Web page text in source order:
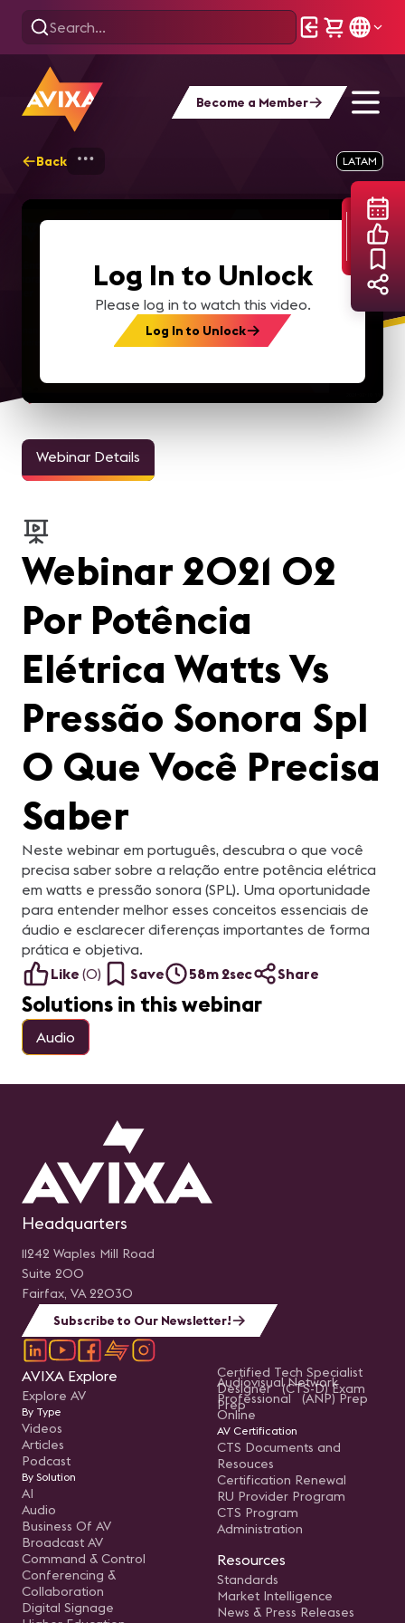
Become a Member
Back Webinar 2021 02
LATAM
Log In to Unlock
Please log in to watch this video.
Log In to Unlock
Webinar Details
Webinar 2021 02
Por Potência
Elétrica Watts Vs
Pressão Sonora Spl
O Que Você Precisa
Saber
Neste webinar em português, descubra o que você
precisa saber sobre a relação entre potência elétrica
em watts e pressão sonora (SPL). Uma oportunidade
para entender melhor esses conceitos essenciais de
áudio e esclarecer diferenças importantes de forma
prática e objetiva.
Like (0) Save 58m 2sec Share
Solutions in this webinar
Audio
Headquarters
11242 Waples Mill Road
Suite 200
Fairfax, VA 22030
Subscribe to Our Newsletter!
AVIXA Explore
Explore AV
By Type
Videos
Articles
Podcast
By Solution
AI
Audio
Business Of AV
Broadcast AV
Command & Control
Conferencing &
Collaboration
Digital Signage
Certified Tech Specialist
Designer (CTS-D) Exam
Prep
Audiovisual Network
Professional (ANP) Prep
Online
AV Certification
CTS Documents and
Resouces
Certification Renewal
RU Provider Program
CTS Program
Administration
Resources
Standards
Market Intelligence
News & Press Releases